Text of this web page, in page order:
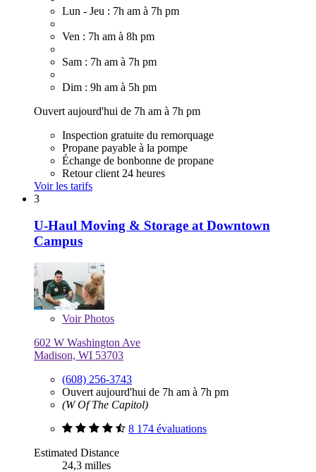
Lun - Jeu : 7h am à 7h pm
Ven : 7h am à 8h pm
Sam : 7h am à 7h pm
Dim : 9h am à 5h pm
Ouvert aujourd'hui de 7h am à 7h pm
Inspection gratuite du remorquage
Propane payable à la pompe
Échange de bonbonne de propane
Retour client 24 heures
Voir les tarifs
3
U-Haul Moving & Storage at Downtown
Campus
VoirPhotos
602 W Washington Ave
Madison, WI 53703
(608) 256-3743
Ouvert aujourd'hui de 7h am à 7h pm
(W Of The Capitol)
8 174 évaluations
Estimated Distance
24,3 milles